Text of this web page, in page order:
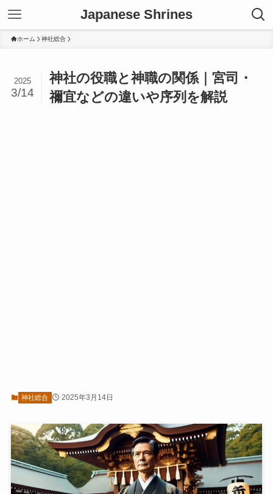
Japanese Shrines
ホーム 神社総合
神社の役職と神職の関係｜宮司・
禰宜などの違いや序列を解説
2025
3/14
神社総合 2025年3月14日